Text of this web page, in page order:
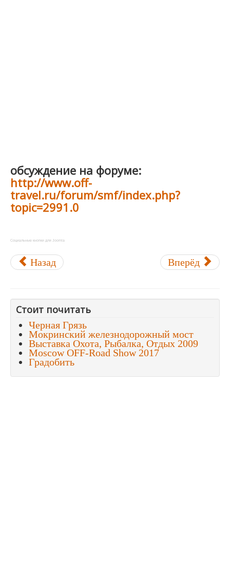
обсуждение на форуме:
http://www.off-
travel.ru/forum/smf/index.php?
topic=2991.0
Социальные кнопки для Joomla
Назад Вперёд
Стоит почитать
Черная Грязь
Мокринский железнодорожный мост
Выставка Охота, Рыбалка, Отдых 2009
Moscow OFF-Road Show 2017
Градобить